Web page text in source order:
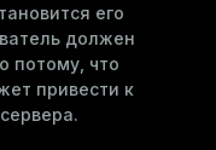
его
должен
потому, что
привести к